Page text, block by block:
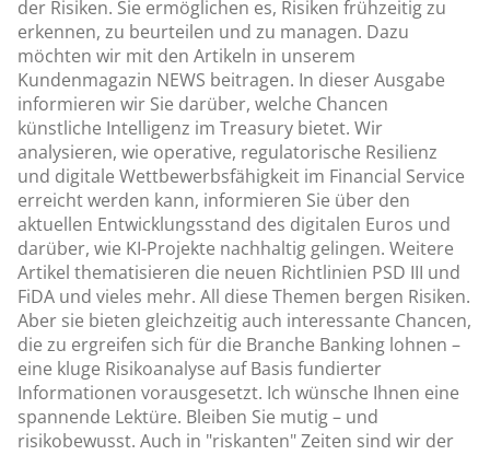
der Risiken. Sie ermöglichen es, Risiken frühzeitig zu
erkennen, zu beurteilen und zu managen. Dazu
möchten wir mit den Artikeln in unserem
Kundenmagazin NEWS beitragen. In dieser Ausgabe
informieren wir Sie darüber, welche Chancen
künstliche Intelligenz im Treasury bietet. Wir
analysieren, wie operative, regulatorische Resilienz
und digitale Wettbewerbsfähigkeit im Financial Service
erreicht werden kann, informieren Sie über den
aktuellen Entwicklungsstand des digitalen Euros und
darüber, wie KI-Projekte nachhaltig gelingen. Weitere
Artikel thematisieren die neuen Richtlinien PSD III und
FiDA und vieles mehr. All diese Themen bergen Risiken.
Aber sie bieten gleichzeitig auch interessante Chancen,
die zu ergreifen sich für die Branche Banking lohnen –
eine kluge Risikoanalyse auf Basis fundierter
Informationen vorausgesetzt. Ich wünsche Ihnen eine
spannende Lektüre. Bleiben Sie mutig – und
risikobewusst. Auch in "riskanten" Zeiten sind wir der